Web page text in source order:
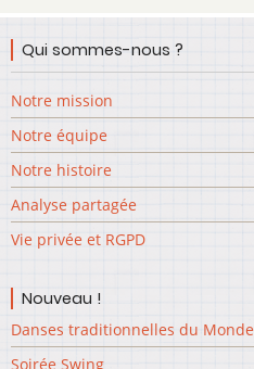
Qui sommes-nous ?
Notre mission
Notre équipe
Notre histoire
Analyse partagée
Vie privée et RGPD
Nouveau !
Danses traditionnelles du Monde
Soirée Swing